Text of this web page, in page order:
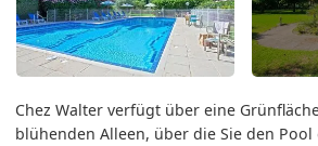
Chez Walter verfügt über eine
blühenden Alleen, über die Sie den Pool